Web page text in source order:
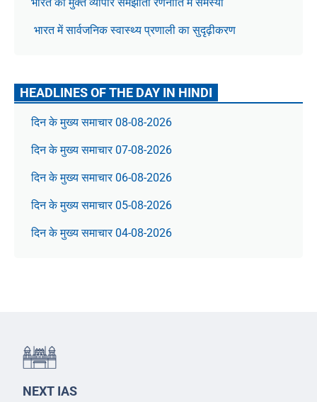
भारत में सार्वजनिक स्वास्थ्य प्रणाली का सुदृढ़ीकरण
HEADLINES OF THE DAY IN HINDI
दिन के मुख्य समाचार 08-08-2026
दिन के मुख्य समाचार 07-08-2026
दिन के मुख्य समाचार 06-08-2026
दिन के मुख्य समाचार 05-08-2026
दिन के मुख्य समाचार 04-08-2026
NEXT IAS